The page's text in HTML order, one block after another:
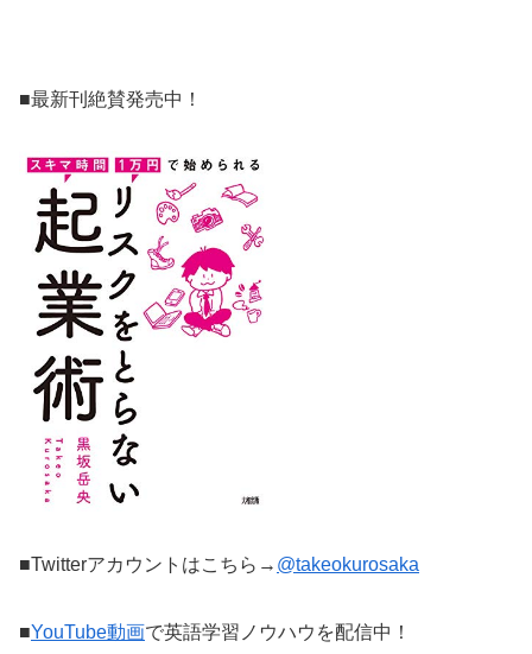
■最新刊絶賛発売中！
■Twitterアカウントはこちら→ @takeokurosaka
■YouTube動画で英語学習ノウハウを配信中！